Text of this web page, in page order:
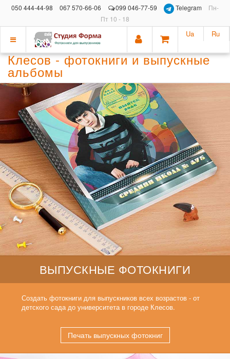
050 444-44-98 067 570-66-06 099 046-77-59 Telegram
Пн-
Пт 10 - 18
Показать
меню
Ua Ru
Клесов - фотокниги и выпускные
альбомы
ВЫПУСКНЫЕ ФОТОКНИГИ
Создать фотокниги для выпускников всех возрастов - от
детского сада до университета в городе Клесов.
Печать выпускных фотокниг